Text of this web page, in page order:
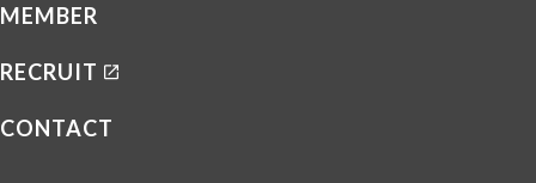
MEMBER
RECRUIT
CONTACT